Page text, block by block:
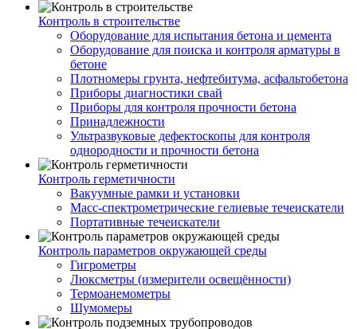
Контроль в строительстве
Оборудование для испытания бетона и цемента
Оборудование для поиска и контроля арматуры в
бетоне
Плотномеры грунта, нефтебитума, асфальтобетона
Приборы диагностики свай
Приборы для контроля прочности бетона
Принадлежности
Ультразвуковые дефектоскопы для контроля
однородности и прочности бетона
Контроль герметичности
Вакуумные рамки и установки
Масс-спектрометрические гелиевые течеискатели
Портативные течеискатели
Контроль параметров окружающей среды
Гигрометры
Люксметры (измерители освещённости)
Термоанемометры
Шумомеры